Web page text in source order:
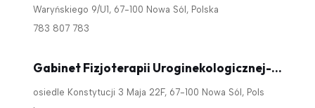
Waryńskiego 9/U1, 67-100 Nowa Sól, Polska
783 807 783
Gabinet Fizjoterapii Uroginekologicznej- Celina Chodziak
osiedle Konstytucji 3 Maja 22F, 67-100 Nowa Sól, Pols